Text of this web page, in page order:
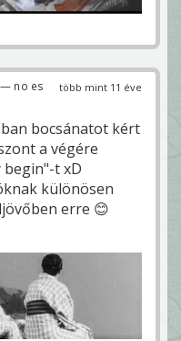
több mint 11 éve
— no es
bocsánatot kért
a végére
t xD
különösen
erre 😊